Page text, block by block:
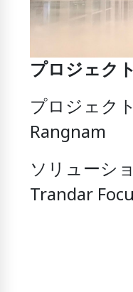
プロジェク
プロジェク
Rangnam
ソリューシ